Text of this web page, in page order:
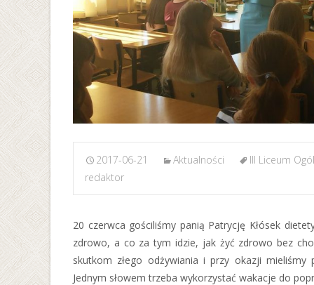
2017-06-21 Aktualności III Liceum
redaktor
20 czerwca gościliśmy panią Patrycję Kłósek
zdrowo, a co za tym idzie, jak żyć zdrowo bez
skutkom złego odżywiania i przy okazji mieliśmy
Jednym słowem trzeba wykorzystać wakacje do